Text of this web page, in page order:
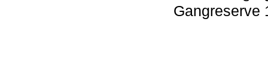
Gangreserve